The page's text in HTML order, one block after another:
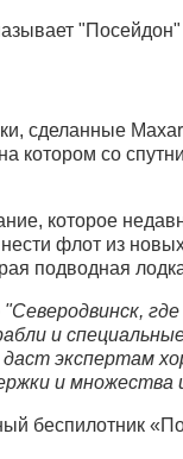
сделанные
котором со
которое
флот из
подводная
"Северодвинск,
и
даст экспертам
и множества
беспилотник